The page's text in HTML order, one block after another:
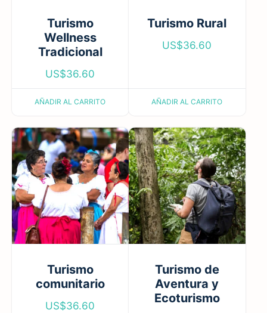
Turismo
Wellness
Tradicional
US$36.60
AÑADIR AL CARRITO
Turismo Rural
US$36.60
AÑADIR AL CARRITO
Turismo
comunitario
US$36.60
Turismo de
Aventura y
Ecoturismo